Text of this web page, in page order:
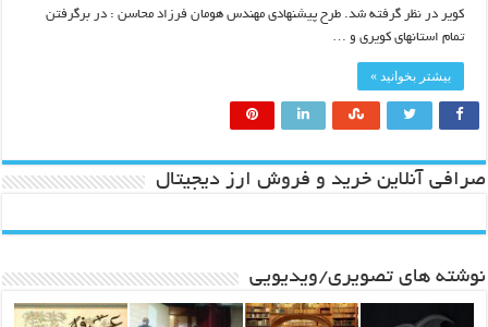
کویر در نظر گرفته شد. طرح پیشنهادی مهندس هومان فرزاد محاسن : در برگرفتن
تمام استانهای کویری و …
بیشتر بخوانید »
صرافی آنلاین خرید و فروش ارز دیجیتال
نوشته های تصویری/ویدیویی